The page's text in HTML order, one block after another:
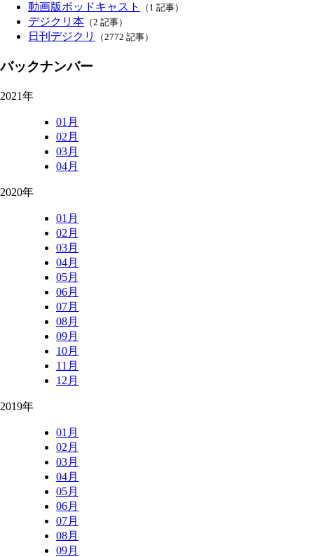
動画版ポッドキャスト （1 記事）
デジクリ本 （2 記事）
日刊デジクリ （2772 記事）
バックナンバー
2021年
01月
02月
03月
04月
2020年
01月
02月
03月
04月
05月
06月
07月
08月
09月
10月
11月
12月
2019年
01月
02月
03月
04月
05月
06月
07月
08月
09月